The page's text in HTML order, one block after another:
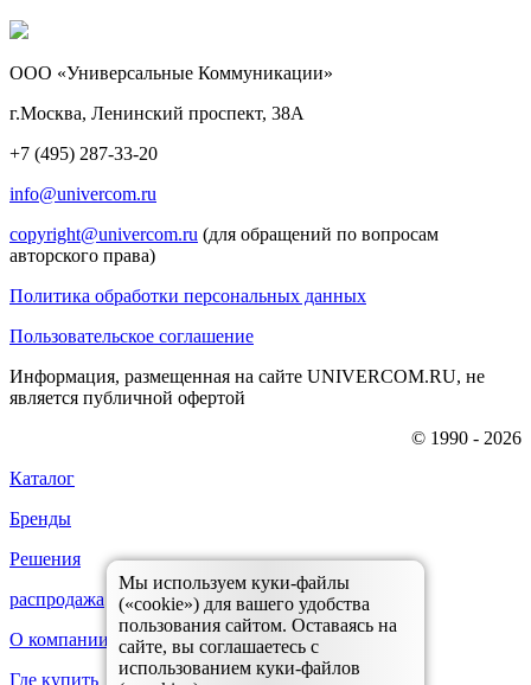
ООО «Универсальные Коммуникации»
г.Москва, Ленинский проспект, 38А
+7 (495) 287-33-20
info@univercom.ru
copyright@univercom.ru (для обращений по вопросам
авторского права)
Политика обработки персональных данных
Пользовательское соглашение
Информация, размещенная на сайте UNIVERCOM.RU, не
является публичной офертой
© 1990 - 2026
Каталог
Бренды
Решения
распродажа
О компании
Где купить
Мы используем куки-файлы
(«cookie») для вашего удобства
пользования сайтом. Оставаясь на
сайте, вы соглашаетесь с
использованием куки-файлов